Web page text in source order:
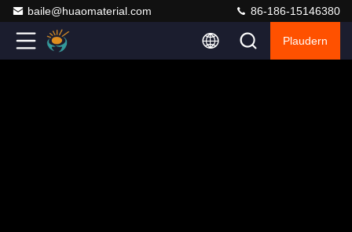
baile@huaomaterial.com 86-186-15146380
Plaudern